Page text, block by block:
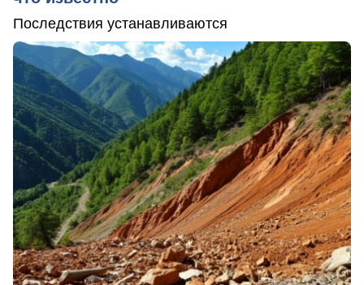
Последствия устанавливаются